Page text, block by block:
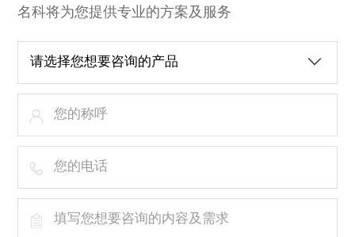
名科将为您提供专业的方案及服务